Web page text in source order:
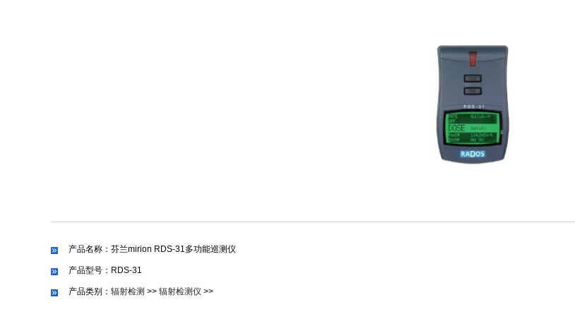
产品名称：芬兰mirion RDS-31多功能巡测仪
产品型号：RDS-31
产品类别： 辐射检测 >> 辐射检测仪 >>